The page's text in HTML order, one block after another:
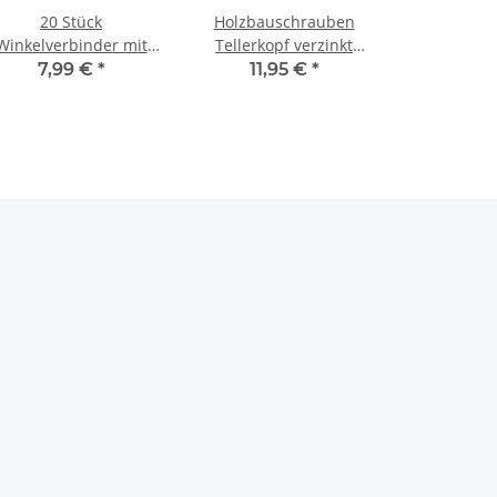
20 Stück
mit
Sicke DIN 1052 CE
7,99 € *
Holzbauschrauben
Tellerkopf verzinkt
8x120 mm (50) Stück
11,95 € *